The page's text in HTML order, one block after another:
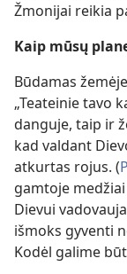
Žmonijai reikia
Kaip mūsų
Būdamas
„Teateinie tavo
danguje, taip ir
kad valdant
atkurtas rojus. (
gamtoje
Dievui
išmoks gyventi
Kodėl galime